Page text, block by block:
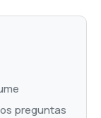
preguntas